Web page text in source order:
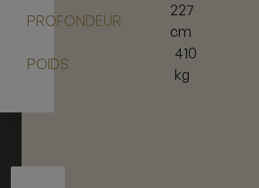
PROFONDEUR
227
cm
POIDS
410
kg